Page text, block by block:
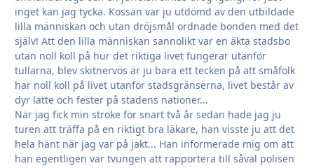
inget kan jag tycka. Kossan var ju utdömd av den utbildade
lilla människan och utan dröjsmål ordnade bonden med det
själv! Att den lilla människan sannolikt var en äkta stadsbo
utan noll koll på hur det riktiga livet fungerar utanför
tullarna, blev skitnervös är ju bara ett tecken på att småfolk
har noll koll på livet utanför stadsgränserna, livet består av
dyr latte och fester på stadens nationer...
När jag fick min stroke för snart två år sedan hade jag ju
turen att träffa på en riktigt bra läkare, han visste ju att det
hela hänt när jag var på jakt... Han informerade mig om att
han egentligen var tvungen att rapportera till såväl polisen